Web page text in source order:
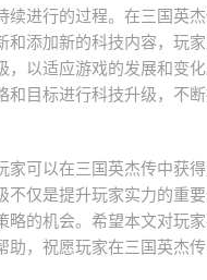
续进行的过程。在三国英
和添加新的科技内容，玩
，以适应游戏的发展和变
和目标进行科技升级，不
家可以在三国英杰传中获
不仅是提升玩家实力的重
略的机会。希望本文对玩
助，祝愿玩家在三国英杰